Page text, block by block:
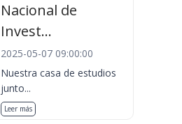
Nacional de
Invest...
2025-05-07 09:00:00
Nuestra casa de estudios
junto...
Leer más